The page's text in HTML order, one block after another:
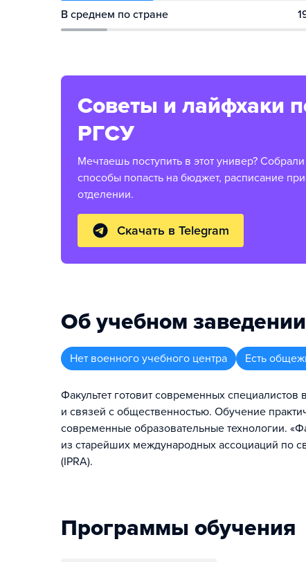
В среднем по стране
Советы и лайфхаки
РГСУ
Мечтаешь поступить в этот универ?
способы попасть на бюджет, расписание
отделении.
Скачать в Telegram
Об учебном заведении
Нет военного учебного центра Есть
Факультет готовит современных
и связей с общественностью. Обучение
современные образовательные технологии.
из старейших международных ассоциаций по
(IPRA).
Программы обучения